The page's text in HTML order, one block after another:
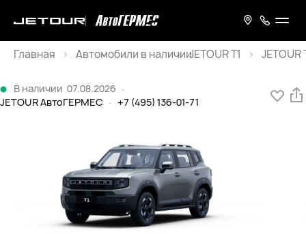
Главная
JETOUR T1
В наличии 07.08.2026 ·
JETOUR АвтоГЕРМЕС · +7 (495) 136-01-71